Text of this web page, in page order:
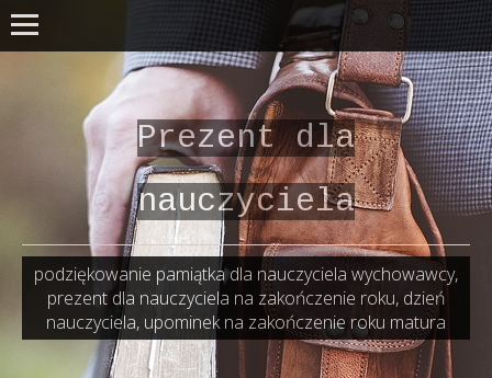
Prezent dla
nauczyciela
podziękowanie pamiątka dla nauczyciela wychowawcy,
prezent dla nauczyciela na zakończenie roku, dzień
nauczyciela, upominek na zakończenie roku matura